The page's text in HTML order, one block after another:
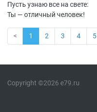
Пусть узнаю все на свете:
Ты — отличный человек!
< 1 2 3 4 5
Copyright ©2026 e79.ru